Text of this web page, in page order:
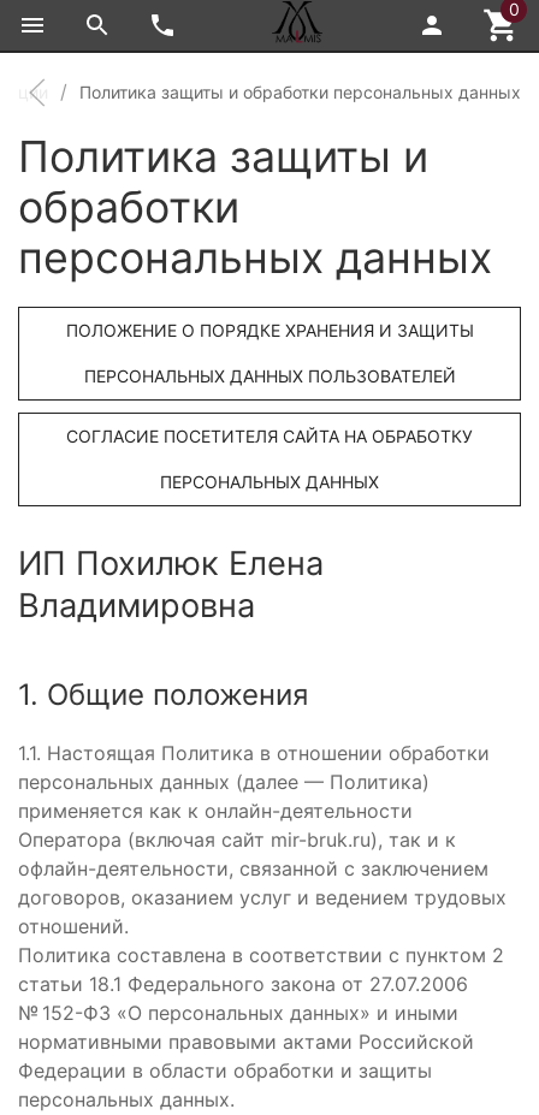
0
Политика защиты и обработки персональных данных
Политика защиты и
обработки
персональных данных
ПОЛОЖЕНИЕ О ПОРЯДКЕ ХРАНЕНИЯ И ЗАЩИТЫ
ПЕРСОНАЛЬНЫХ ДАННЫХ ПОЛЬЗОВАТЕЛЕЙ
СОГЛАСИЕ ПОСЕТИТЕЛЯ САЙТА НА ОБРАБОТКУ
ПЕРСОНАЛЬНЫХ ДАННЫХ
ИП Похилюк Елена
Владимировна
1. Общие положения
1.1. Настоящая Политика в отношении обработки
персональных данных (далее — Политика)
применяется как к онлайн-деятельности
Оператора (включая сайт mir-bruk.ru), так и к
офлайн-деятельности, связанной с заключением
договоров, оказанием услуг и ведением трудовых
отношений.
Политика составлена в соответствии с пунктом 2
статьи 18.1 Федерального закона от 27.07.2006
№ 152-ФЗ «О персональных данных» и иными
нормативными правовыми актами Российской
Федерации в области обработки и защиты
персональных данных.